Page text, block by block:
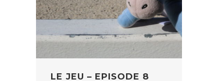
LE JEU – EPISODE 8